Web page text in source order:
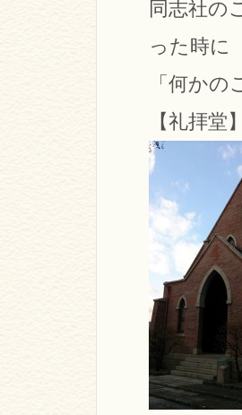
同志社の
った時に
「何か
【礼拝堂